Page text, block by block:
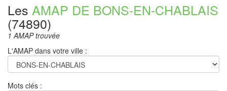
Les AMAP DE BONS-EN-CHABLAIS
(74890)
1 AMAP trouvée
L'AMAP dans votre ville :
Mots clés :